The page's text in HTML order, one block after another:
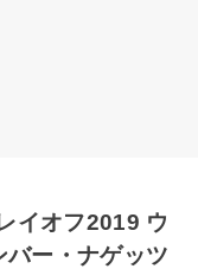
イオフ2019 ウ
ー・ナゲッツ